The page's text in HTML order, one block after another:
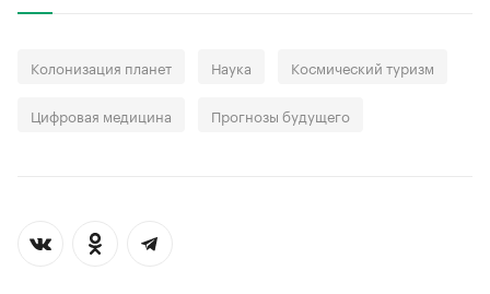
Колонизация планет Наука Космический туризм
Цифровая медицина Прогнозы будущего